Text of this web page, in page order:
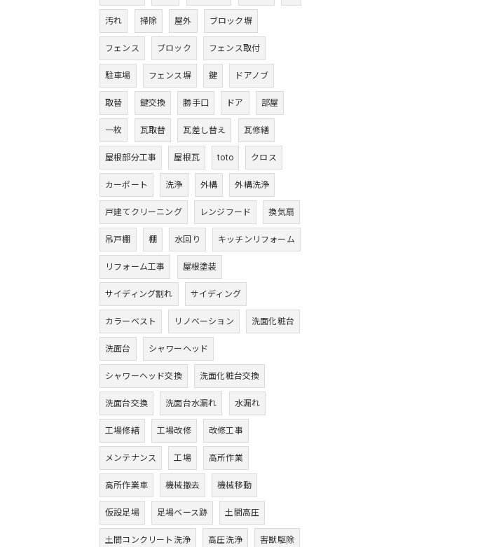
汚れ 掃除 屋外 ブロック塀
フェンス ブロック フェンス取付
駐車場 フェンス塀 鍵 ドアノブ
取替 鍵交換 勝手口 ドア 部屋
一枚 瓦取替 瓦差し替え 瓦修繕
屋根部分工事 屋根瓦 toto クロス
カーポート 洗浄 外構 外構洗浄
戸建てクリーニング レンジフード 換気扇
吊戸棚 棚 水回り キッチンリフォーム
リフォーム工事 屋根塗装
サイディング割れ サイディング
カラーベスト リノベーション 洗面化粧台
洗面台 シャワーヘッド
シャワーヘッド交換 洗面化粧台交換
洗面台交換 洗面台水漏れ 水漏れ
工場修繕 工場改修 改修工事
メンテナンス 工場 高所作業
高所作業車 機械撤去 機械移動
仮設足場 足場ベース跡 土間高圧
土間コンクリート洗浄 高圧洗浄 害獣駆除